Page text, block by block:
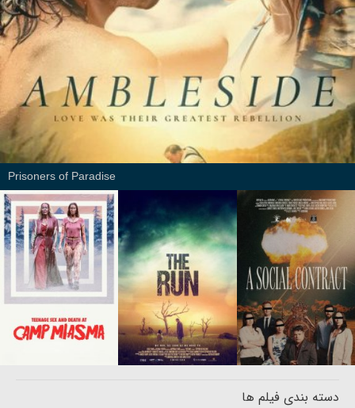
Prisoners of Paradise
دسته بندی فیلم ها